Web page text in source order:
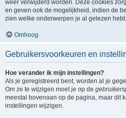
weer verwijderd worden. Deze cookies
en geven ook de mogelijkheid, indien de
zien welke onderwerpen je al gelezen hebt.
Omhoog
Gebruikersvoorkeuren en
Hoe verander ik mijn instellingen?
Als je geregistreerd bent, worden al je
Om ze te wijzigen moet je op de
meestal bovenaan op de pagina, maar dit
instellingen wijzigen.